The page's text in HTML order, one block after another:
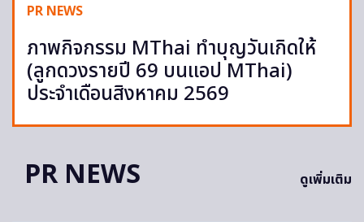
PR NEWS
ภาพกิจกรรม MThai ทำบุญวันเกิดให้
(ลูกดวงรายปี 69 บนแอป MThai)
ประจำเดือนสิงหาคม 2569
PR NEWS ดูเพิ่มเติม